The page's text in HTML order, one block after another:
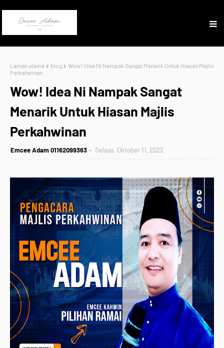
Laman utama blog
Wow! Idea Ni Nampak Sangat Menarik Untuk Hiasan Majlis
Perkahwinan
Wow! Idea Ni Nampak Sangat
Menarik Untuk Hiasan Majlis
Perkahwinan
Emcee Adam 01162099363 Selasa, Oktober 11, 2022